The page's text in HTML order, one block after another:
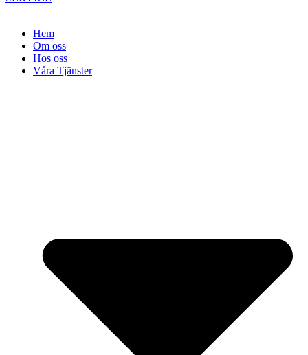
Hem
Om oss
Hos oss
Våra Tjänster